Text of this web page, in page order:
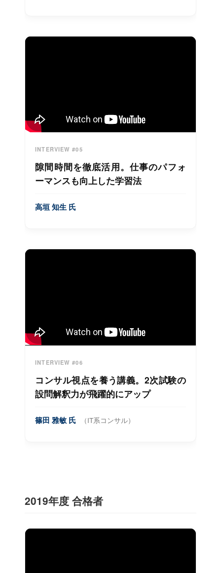
INTERVIEW #05
隙間時間を徹底活用。仕事のパフォ
ーマンスも向上した学習法
高垣 知生 氏
INTERVIEW #06
コンサル視点を養う講義。2次試験の
設問解釈力が飛躍的にアップ
篠田 雅敏 氏 （IT系コンサル）
2019年度 合格者